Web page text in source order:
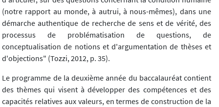
(notre rapport au monde, à autrui, à nous-mêmes), dans une
démarche authentique de recherche de sens et de vérité, des
processus de problématisation de questions, de
conceptualisation de notions et d'argumentation de thèses et
d'objections" (Tozzi, 2012, p. 35).
Le programme de la deuxième année du baccalauréat contient
des thèmes qui visent à développer des compétences et des
capacités relatives aux valeurs, en termes de construction de la